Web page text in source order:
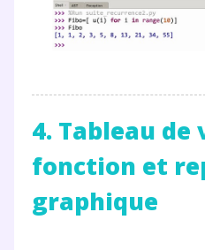
4. Tableau
fonction et
graphique